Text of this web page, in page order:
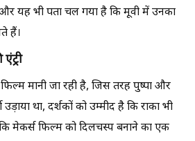
और यह भी पता चल गया है कि मूवी में उनका
हैं।
मानी जा रही है, जिस तरह पुष्पा और
उड़ाया था, दर्शकों को उम्मीद है कि राका भी
मेकर्स फिल्म को दिलचस्प बनाने का एक